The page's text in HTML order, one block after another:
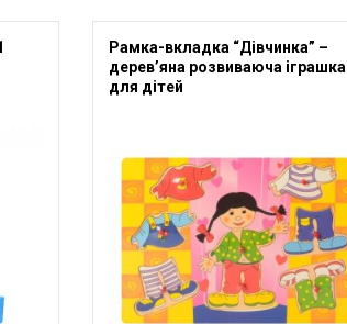
Рамка-вкладка “Дівчинка” –
дерев’яна розвиваюча іграшка
для дітей